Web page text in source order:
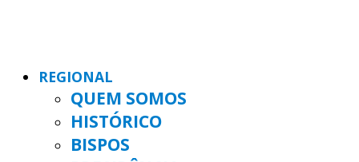
REGIONAL
QUEM SOMOS
HISTÓRICO
BISPOS